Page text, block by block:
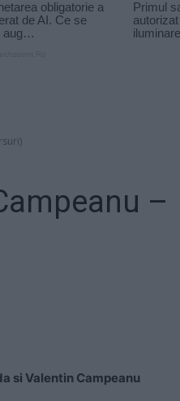
–
si Valentin Campeanu